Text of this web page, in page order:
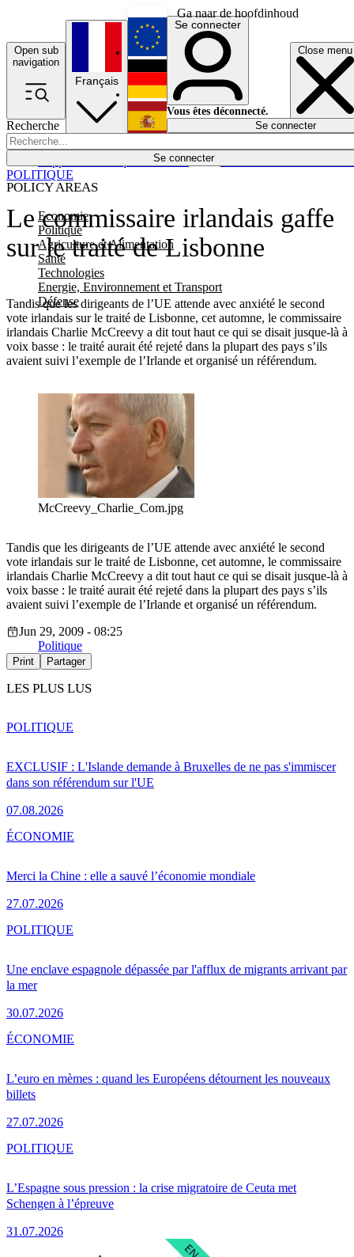
Ga naar de hoofdinhoud
Open sub
navigation
Close menu
Recherche
Se connecter
POLICY AREAS
Economie
Politique
Agriculture et Alimentation
Santé
Technologies
Energie, Environnement et Transport
Défense
Économie
Français
English
Deutsch
Español
Se connecter
Vous êtes déconnecté.
Se connecter
Le commissaire irlandais gaffe
sur le traité de Lisbonne
Tandis que les dirigeants de l’UE attende avec anxiété le second
vote irlandais sur le traité de Lisbonne, cet automne, le commissaire
irlandais Charlie McCreevy a dit tout haut ce qui se disait jusque-là à
voix basse : le traité aurait été rejeté dans la plupart des pays s’ils
avaient suivi l’exemple de l’Irlande et organisé un référendum.
POLITIQUE
McCreevy_Charlie_Com.jpg
Tandis que les dirigeants de l’UE attende avec anxiété le second
vote irlandais sur le traité de Lisbonne, cet automne, le commissaire
irlandais Charlie McCreevy a dit tout haut ce qui se disait jusque-là à
voix basse : le traité aurait été rejeté dans la plupart des pays s’ils
avaient suivi l’exemple de l’Irlande et organisé un référendum.
Jun 29, 2009 - 08:25
Politique
Print Partager
LES PLUS LUS
EXCLUSIF : L'Islande demande à Bruxelles de ne pas s'immiscer
dans son référendum sur l'UE
07.08.2026
POLITIQUE
Merci la Chine : elle a sauvé l’économie mondiale
27.07.2026
ÉCONOMIE
Une enclave espagnole dépassée par l'afflux de migrants arrivant par
la mer
30.07.2026
POLITIQUE
L’euro en mèmes : quand les Européens détournent les nouveaux
billets
27.07.2026
ÉCONOMIE
L’Espagne sous pression : la crise migratoire de Ceuta met
Schengen à l’épreuve
31.07.2026
POLITIQUE